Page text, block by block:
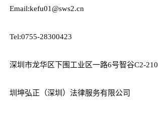
Email:kefu01@sws2.cn
Tel:0755-28300423
深圳市龙华区下围工业区一路6号智谷C2-210
圳坤弘正（深圳）法律服务有限公司